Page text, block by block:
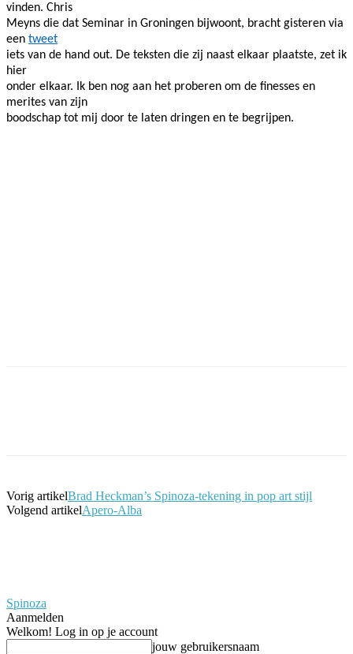
vinden. Chris
Meyns die dat Seminar in Groningen bijwoont, bracht gisteren via
een tweet
iets van de hand out. De teksten die zij naast elkaar plaatste, zet ik
hier
onder elkaar. Ik ben nog aan het proberen om de finesses en
merites van zijn
boodschap tot mij door te laten dringen en te begrijpen.
Vorig artikelBrad Heckman’s Spinoza-tekening in pop art stijl
Volgend artikelApero-Alba
Spinoza
Aanmelden
Welkom! Log in op je account
jouw gebruikersnaam